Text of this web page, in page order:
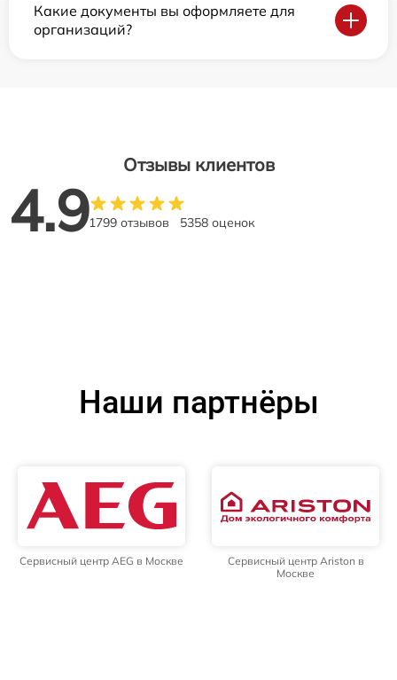
Какие документы вы оформляете для
организаций?
Отзывы клиентов
4.91799 отзывов 5358 оценок
Наши партнёры
Сервисный центр AEG в Москве
Сервисный центр Ariston в
Москве